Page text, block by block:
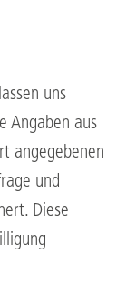
uns
Angaben aus
angegebenen
und
Diese